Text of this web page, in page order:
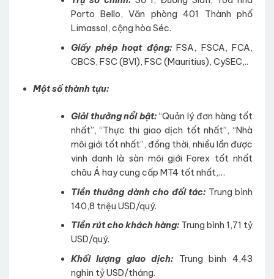
Porto Bello, Văn phòng 401 Thành phố
Limassol, cộng hòa Séc.
Giấy phép hoạt động:FSA, FSCA, FCA,
CBCS, FSC (BVI), FSC (Mauritius), CySEC,..
Một số thành tựu:
Giải thưởng nổi bật:“Quản lý đơn hàng tốt
nhất”, “Thực thi giao dịch tốt nhất”, “Nhà
môi giới tốt nhất”, đồng thời, nhiều lần được
vinh danh là sàn môi giới Forex tốt nhất
châu Á hay cung cấp MT4 tốt nhất,…
Tiền thưởng dành cho đối tác: Trung bình
140,8 triệu USD/quý.
Tiền rút cho khách hàng:Trung bình 1,71 tỷ
USD/quý.
Khối lượng giao dịch: Trung bình 4,43
nghìn tỷ USD/tháng.